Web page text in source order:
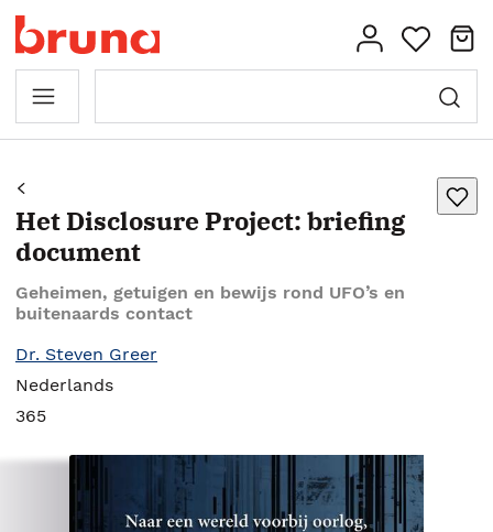
Het Disclosure Project: briefing
document
Geheimen, getuigen en bewijs rond UFO’s en
buitenaards contact
Dr. Steven Greer
Nederlands
365